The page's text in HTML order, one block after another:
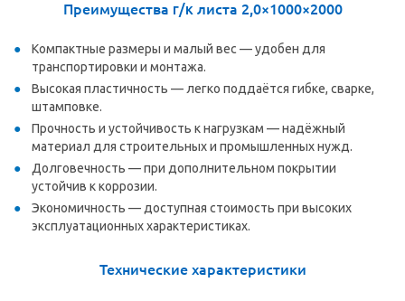
Преимущества г/к листа 2,0×1000×2000
Компактные размеры и малый вес — удобен для
транспортировки и монтажа.
Высокая пластичность — легко поддаётся гибке, сварке,
штамповке.
Прочность и устойчивость к нагрузкам — надёжный
материал для строительных и промышленных нужд.
Долговечность — при дополнительном покрытии
устойчив к коррозии.
Экономичность — доступная стоимость при высоких
эксплуатационных характеристиках.
Технические характеристики